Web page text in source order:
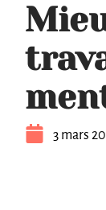
3 mars